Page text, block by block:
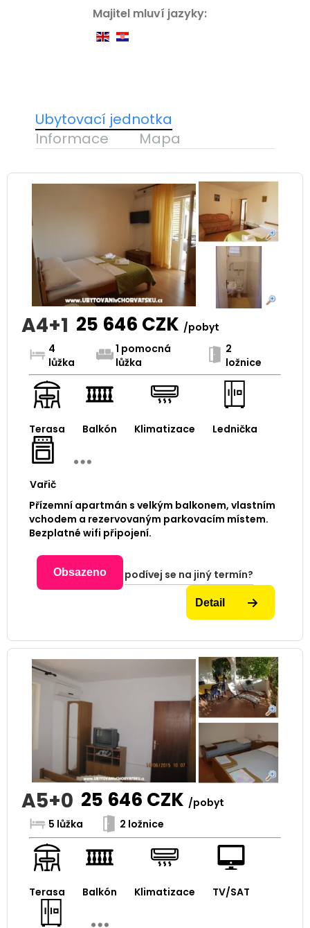
Majitel mluví jazyky:
Ubytovací jednotka
Informace
Mapa
A4+1 25 646 CZK /pobyt
4
lůžka
1 pomocná
lůžka
2
ložnice
Terasa Balkón Klimatizace Lednička
Vařič
Přízemní apartmán s velkým balkonem, vlastním
vchodem a rezervovaným parkovacím místem.
Bezplatné wifi připojení.
Obsazeno podívej se na jiný termín?
Detail
A5+0 25 646 CZK /pobyt
5 lůžka
2 ložnice
Terasa Balkón Klimatizace TV/SAT